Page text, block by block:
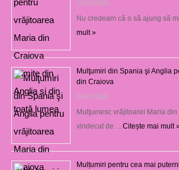
29/07/2026
Nu credeam că o să ajung să
mult »
Mulţumiri din Spania şi Anglia
din Craiova
28/07/2026
Mulţumesc vrăjitoarei Maria
vindecat de … Citește mai mult
Mulțumiri pentru cea mai